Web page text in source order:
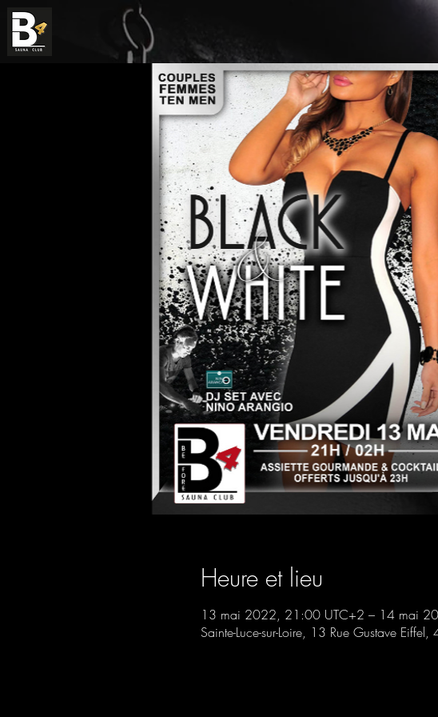
Heure et lieu
13 mai 2022, 21:00 UTC+2 – 14 mai
Sainte-Luce-sur-Loire, 13 Rue Gustave